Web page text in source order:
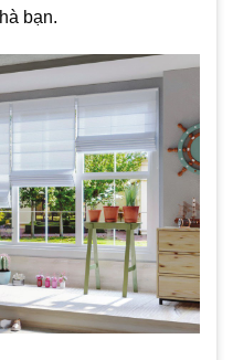
bạn.